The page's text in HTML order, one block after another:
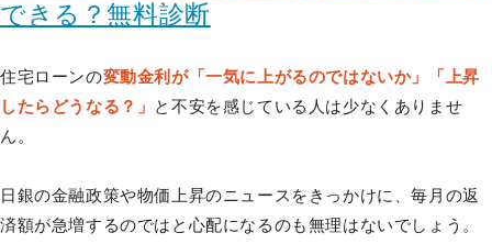
できる？無料診断
住宅ローンの変動金利が「一気に上がるのではないか」「上昇
したらどうなる？」 と不安を感じている人は少なくありませ
ん。
日銀の金融政策や物価上昇のニュースをきっかけに、毎月の返
済額が急増するのではと心配になるのも無理はないでしょう。